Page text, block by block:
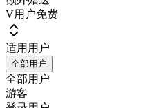
V用户免费
适用用户
全部用户
全部用户
游客